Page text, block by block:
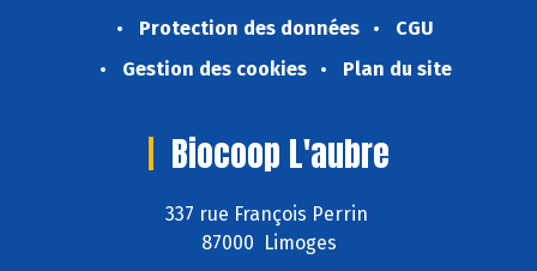
Protection des données
CGU
Gestion des cookies
Plan du site
Biocoop L'aubre
337 rue François Perrin
87000 Limoges